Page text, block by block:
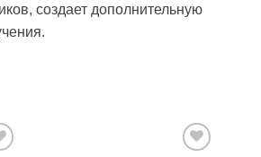
создает дополнительную